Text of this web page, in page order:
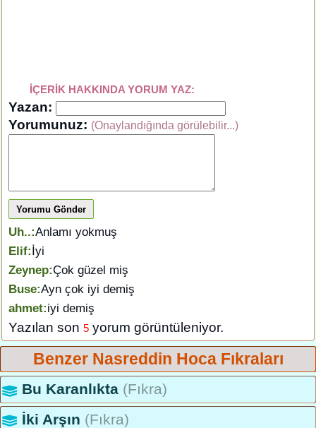
İÇERİK HAKKINDA YORUM YAZ:
Yazan:
Yorumunuz: (Onaylandığında görülebilir...)
Yorumu Gönder
Uh..:Anlamı yokmuş
Elif:İyi
Zeynep:Çok güzel miş
Buse:Ayn çok iyi demiş
ahmet:iyi demiş
Yazılan son 5 yorum görüntüleniyor.
Benzer Nasreddin Hoca Fıkraları
Bu Karanlıkta (Fıkra)
İki Arşın (Fıkra)